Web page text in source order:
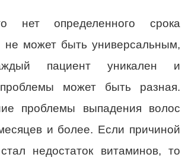
нет определенного срока
не может быть универсальным,
пациент уникален и
проблемы может быть разная.
проблемы выпадения волос
и более. Если причиной
недостаток витаминов, то